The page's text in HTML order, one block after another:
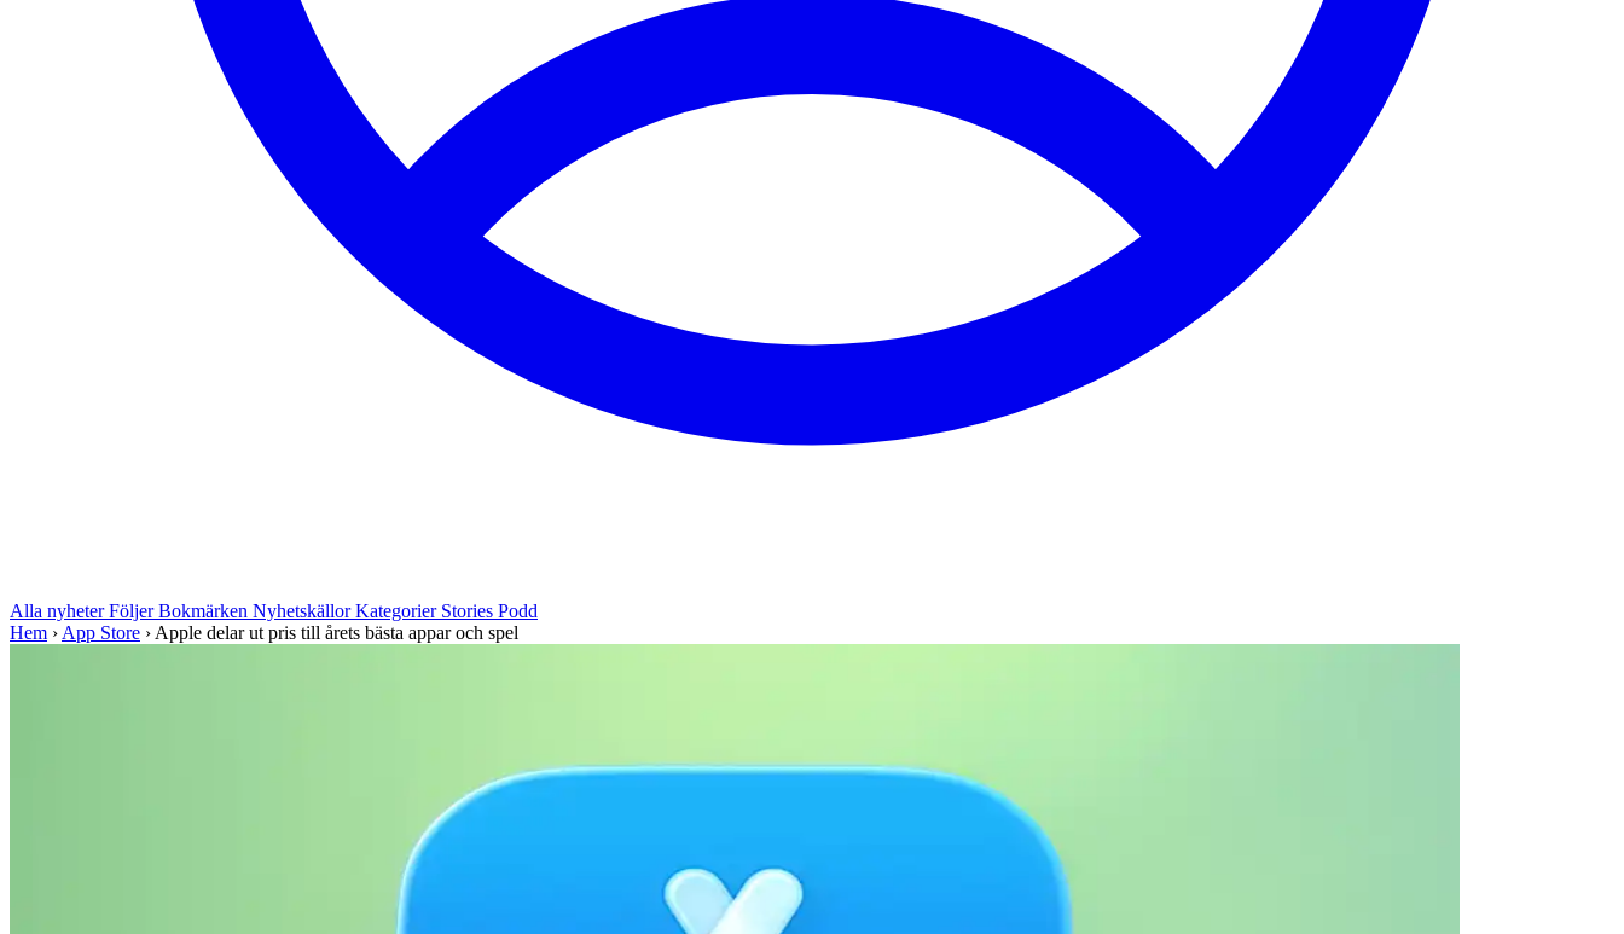
Alla nyheterFöljerBokmärken NyhetskällorKategorier Stories Podd
Hem › App Store › Apple delar ut pris till årets bästa appar och spel